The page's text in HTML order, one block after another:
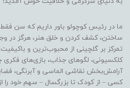
ما در رئیس کوچولو باور داریم که سن
ساختن، کشف کردن و خلق هنر، هرگز در
تمرکز بر گلچینی از محبوب‌ترین و
کلکسیونی، لگوهای جذاب، بازی‌های فکری
آرامش‌بخش نقاشی الماسی و آبرنگی،
کسی – از کودک تا بزرگسال – سهم خود را